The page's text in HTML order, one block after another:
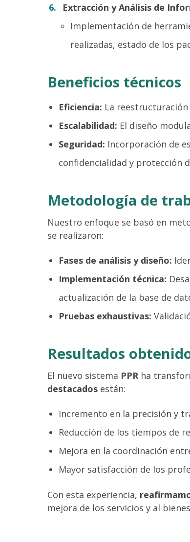
Extracción y Análisis de
Implementación de
realizadas, estado de los
Beneficios técnicos
Eficiencia: La
Escalabilidad: El diseño
Seguridad: Incorporación de
confidencialidad y protección
Metodología de
Nuestro enfoque se basó en
se realizaron:
Fases de análisis y diseño:
Implementación técnica:
actualización de la base de
Pruebas exhaustivas:
Resultados
El nuevo sistema PPR ha
destacados están:
Incremento en la precisión y
Reducción de los tiempos de
Mejora en la coordinación
Mayor satisfacción de los
Con esta experiencia,
mejora de los servicios y al